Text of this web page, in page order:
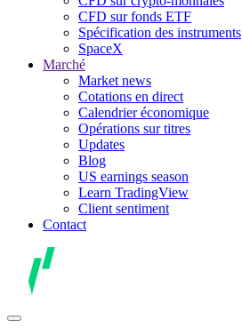
CFD sur fonds ETF
Spécification des instruments
SpaceX
Marché
Market news
Cotations en direct
Calendrier économique
Opérations sur titres
Updates
Blog
US earnings season
Learn TradingView
Client sentiment
Contact